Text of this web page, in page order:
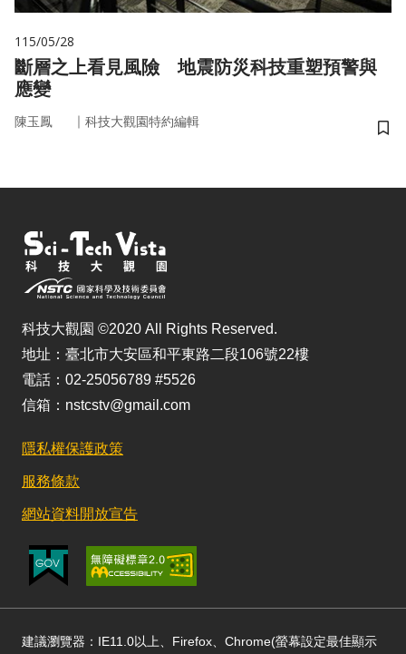
115/05/28
斷層之上看見風險 地震防災科技重塑預警與
應變
陳玉鳳 ｜ 科技大觀園特約編輯
儲
科技大觀園 ©2020 All Rights Reserved.
地址：臺北市大安區和平東路二段106號22樓
電話：02-25056789 #5526
信箱：nstcstv@gmail.com
隱私權保護政策
服務條款
網站資料開放宣告
建議瀏覽器：IE11.0以上、Firefox、Chrome(螢幕設定最佳顯示